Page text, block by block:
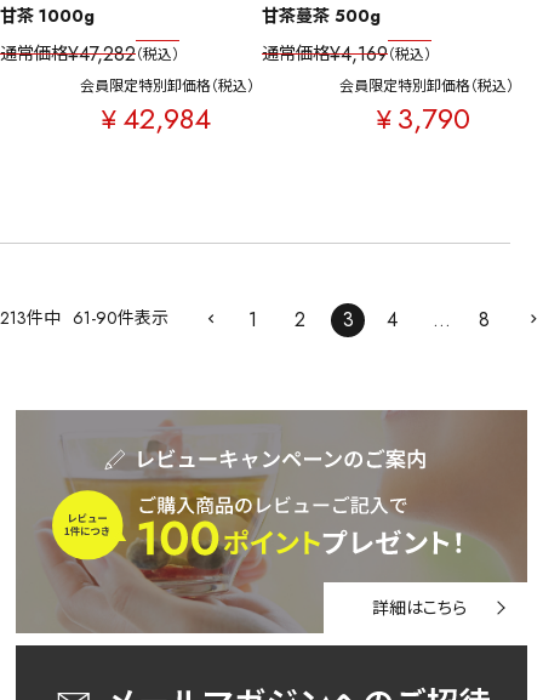
甘茶 1000g
通常価格¥47,282 税込
会員限定特別卸価格
¥42,984
税込
甘茶蔓茶 500g
通常価格¥4,169 税込
会員限定特別卸価格
¥3,790
税込
213件中 61-90件表示 1 2 3 4 … 8
詳細はこちら